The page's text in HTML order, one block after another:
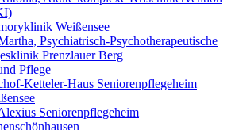
Weißensee
Psychiatrisch-Psychotherapeutische
Prenzlauer Berg
Pflege
Ketteler-Haus Seniorenpflegeheim
Seniorenpflegeheim